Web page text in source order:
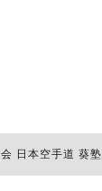
日本空手道 葵塾